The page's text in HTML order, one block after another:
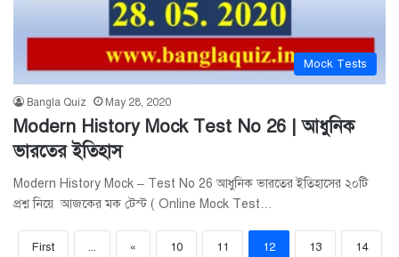
Mock Tests
Bangla Quiz May 28, 2020
Modern History Mock Test No 26 | আধুনিক
ভারতের ইতিহাস
Modern History Mock – Test No 26 আধুনিক ভারতের ইতিহাসের ২০টি
প্রশ্ন নিয়ে আজকের মক টেস্ট ( Online Mock Test…
First ... « 10 11 12 13 14